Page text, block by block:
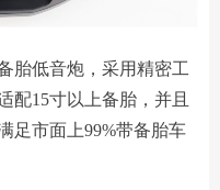
胎低音炮，采用精密工
配15寸以上备胎，并且
足市面上99%带备胎车